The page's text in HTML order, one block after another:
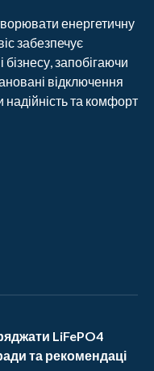
енергетичну
забезпечує
запобігаючи
відключення
та комфорт
LiFePO4
та рекомендаці